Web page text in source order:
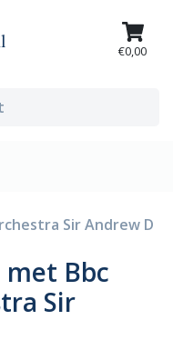
€0,00
Sir Andrew D
Bbc
Sir